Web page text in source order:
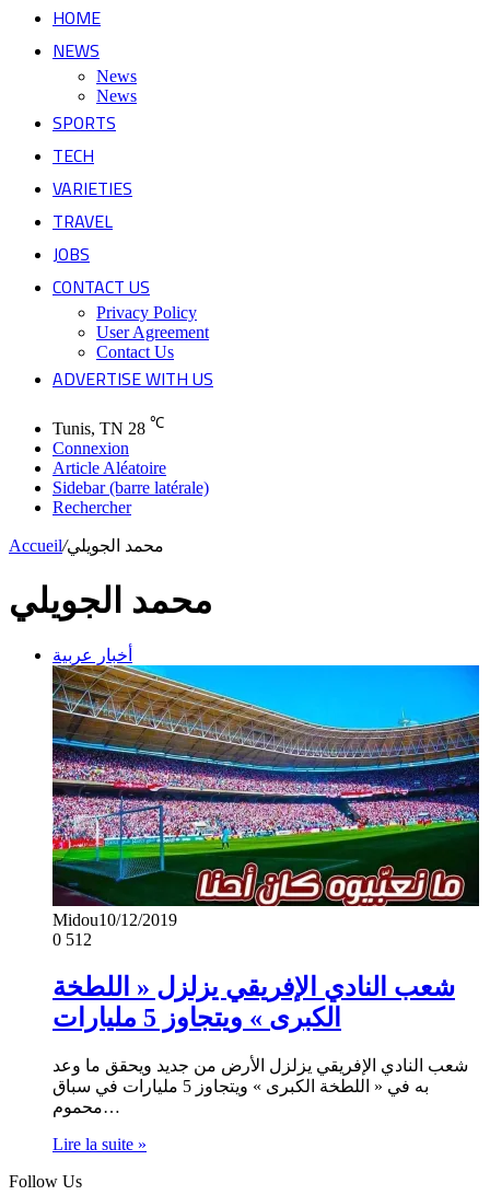
HOME
NEWS
News
News
SPORTS
TECH
VARIETIES
TRAVEL
JOBS
CONTACT US
Privacy Policy
User Agreement
Contact Us
ADVERTISE WITH US
Tunis, TN 28 ℃
Connexion
Article Aléatoire
Sidebar (barre latérale)
Rechercher
Accueil/محمد الجويلي
محمد الجويلي
أخبار عربية
Midou10/12/2019
0 512
شعب النادي الإفريقي يزلزل « اللطخة
الكبرى » ويتجاوز 5 مليارات
شعب النادي الإفريقي يزلزل الأرض من جديد ويحقق ما وعد
به في « اللطخة الكبرى » ويتجاوز 5 مليارات في سباق
محموم…
Lire la suite »
Follow Us